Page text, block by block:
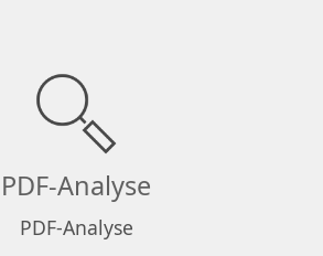
PDF-Analyse
PDF-Analyse